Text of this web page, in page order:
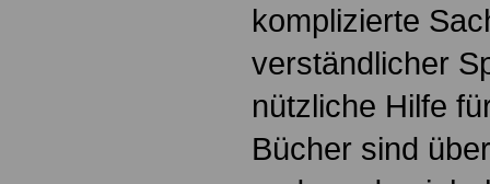
komplizierte
verständlicher
nützliche Hilfe
Bücher sind